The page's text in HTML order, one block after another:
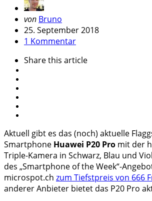
Geschrieben
von
von Bruno
25. September 2018
1 Kommentar
Sharethis article
Aktuell gibt es das (noch) aktuelle
Smartphone Huawei P20 Pro mit der
Triple-Kamera in Schwarz, Blau und
des „Smartphone of the Week“-
microspot.ch zum Tiefstpreis von 666
anderer Anbieter bietet das P20 Pro